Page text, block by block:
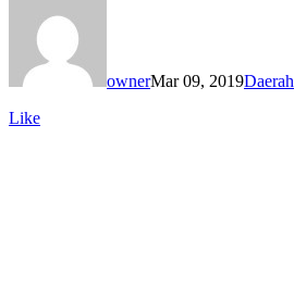
ownerMar 09, 2019Daerah
Like